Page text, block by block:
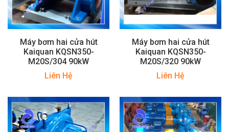
Máy bơm hai cửa hút
Kaiquan KQSN350-
M20S/304 90kW
Liên Hệ
Máy bơm hai cửa hút
Kaiquan KQSN350-
M20S/320 90kW
Liên Hệ